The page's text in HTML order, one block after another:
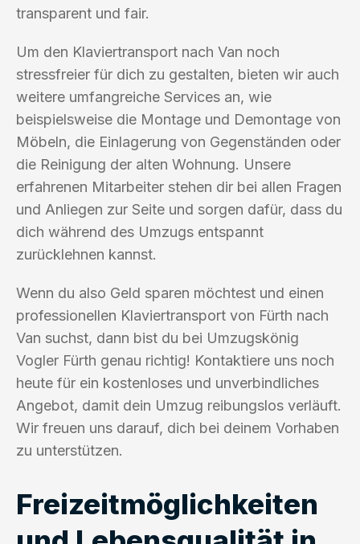
transparent und fair.
Um den Klaviertransport nach Van noch
stressfreier für dich zu gestalten, bieten wir auch
weitere umfangreiche Services an, wie
beispielsweise die Montage und Demontage von
Möbeln, die Einlagerung von Gegenständen oder
die Reinigung der alten Wohnung. Unsere
erfahrenen Mitarbeiter stehen dir bei allen Fragen
und Anliegen zur Seite und sorgen dafür, dass du
dich während des Umzugs entspannt
zurücklehnen kannst.
Wenn du also Geld sparen möchtest und einen
professionellen Klaviertransport von Fürth nach
Van suchst, dann bist du bei Umzugskönig
Vogler Fürth genau richtig! Kontaktiere uns noch
heute für ein kostenloses und unverbindliches
Angebot, damit dein Umzug reibungslos verläuft.
Wir freuen uns darauf, dich bei deinem Vorhaben
zu unterstützen.
Freizeitmöglichkeiten